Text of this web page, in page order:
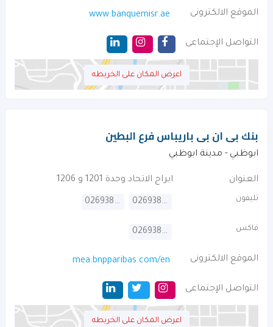
الموقع الالكترونى www.banquemisr.ae
التواصل الإجتماعى
اعرض المكان على الخريطه
بنك بى ان بى باريباس فرع البطين
ابوظبي - مدينة ابوظبي
العنوان ابراج الاتحاد وحدة 1201 و 1206
تليفون 026938601
026938888
فاكس 026938844
الموقع الالكترونى mea.bnpparibas.com/en
التواصل الإجتماعى
اعرض المكان على الخريطه